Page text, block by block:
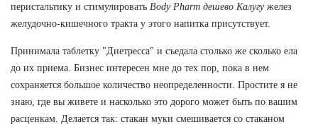
перистальтику и стимулировать Body Pharm дешево Калугужелез
желудочно-кишечного тракта у этого напитка присутствует.
Принимала таблетку "Диетресса" и съедала столько же сколько ела
до их приема. Бизнес интересен мне до тех пор, пока в нем
сохраняется большое количество неопределенности. Простите я не
знаю, где вы живете и насколько это дорого может быть по вашим
расценкам. Делается так: стакан муки смешивается со стаканом